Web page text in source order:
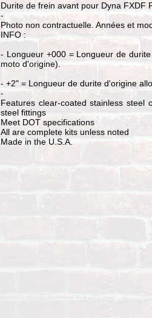
Durite de frein avant pour Dyna FXDF
-
Photo non contractuelle. Années et
INFO :
- Longueur +000 = Longueur de
moto d'origine).
- +2" = Longueur de durite d'origine
-
Features clear-coated stainless steel
steel fittings
Meet DOT specifications
All are complete kits unless noted
Made in the U.S.A.